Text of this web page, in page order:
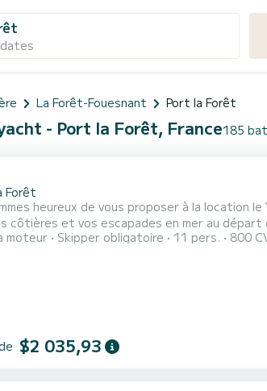
La Forêt-Fouesnant Port la Forêt
- Port la Forêt, France185
Forêt
heureux de vous proposer à la location
côtières et vos escapades en mer au
performance et confort absolu. Avec
moteur Skipper obligatoire 11 pers. 800
$2 035,93